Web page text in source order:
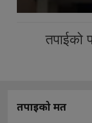
तपाईको
तपाइको मत